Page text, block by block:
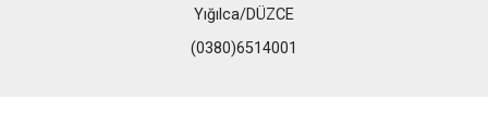
Yığılca/DÜZCE
(0380)6514001